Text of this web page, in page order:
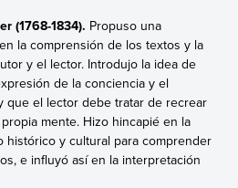
(1768-1834). Propuso una
la comprensión de los textos y la
y el lector. Introdujo la idea de
de la conciencia y el
que el lector debe tratar de recrear
mente. Hizo hincapié en la
histórico y cultural para comprender
e influyó así en la interpretación